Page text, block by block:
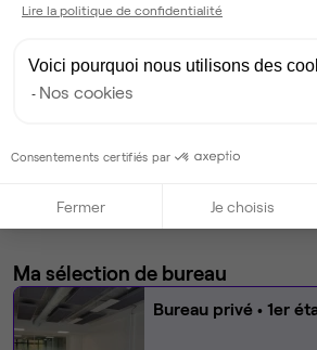
Coin cafet'
Espace d'attente
Espace détente
Scanner
Voir plus
Ma sélection de bureau
Bureau privé • 1er
Lire la politique de confidentialité
Voici pourquoi nous utilisons des
Nos cookies
Consentements certifiés par
Fermer Je choisis